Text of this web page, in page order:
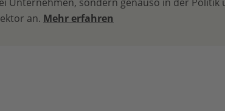
an. Mehr erfahren